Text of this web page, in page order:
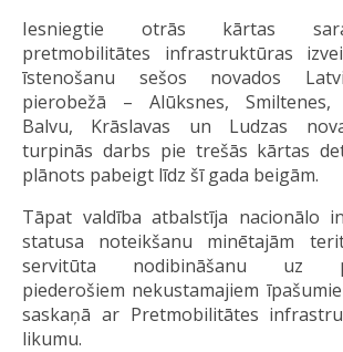
Iesniegtie otrās kārtas
pretmobilitātes infrastruktūras
īstenošanu sešos novados
pierobežā – Alūksnes, Smiltenes,
Balvu, Krāslavas un Ludzas
turpinās darbs pie trešās kārtas
plānots pabeigt līdz šī gada beigām.
Tāpat valdība atbalstīja nacionālo
statusa noteikšanu minētajām
servitūta nodibināšanu uz
piederošiem nekustamajiem
saskaņā ar Pretmobilitātes
likumu.